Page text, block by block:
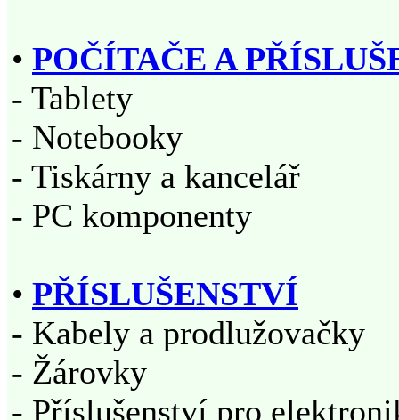
• POČÍTAČE A
- Tablety
- Notebooky
- Tiskárny a kancelář
- PC komponenty
• PŘÍSLUŠENSTVÍ
- Kabely a prodlužovačky
- Žárovky
- Příslušenství pro